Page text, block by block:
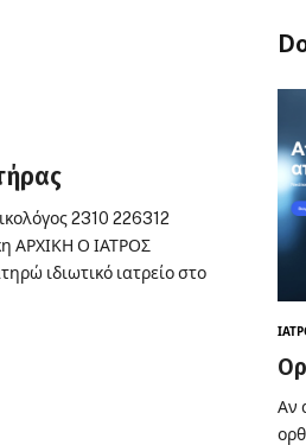
2310 226312
ΑΡΧΙΚΗ Ο ΙΑΤΡΟΣ
ιδιωτικό ιατρείο στο
Αν